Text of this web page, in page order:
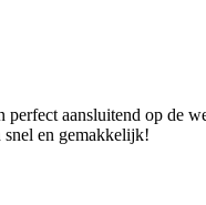
aansluitend op
snel en gemakkelijk!